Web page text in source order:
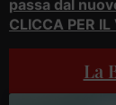
passa dal
CLICCA PER IL
La